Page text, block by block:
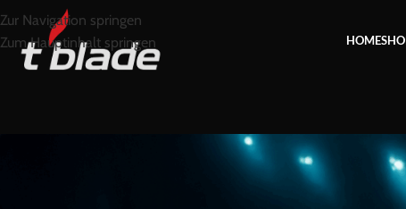
Zur Navigation springen
Zum Hauptinhalt springen
HOME